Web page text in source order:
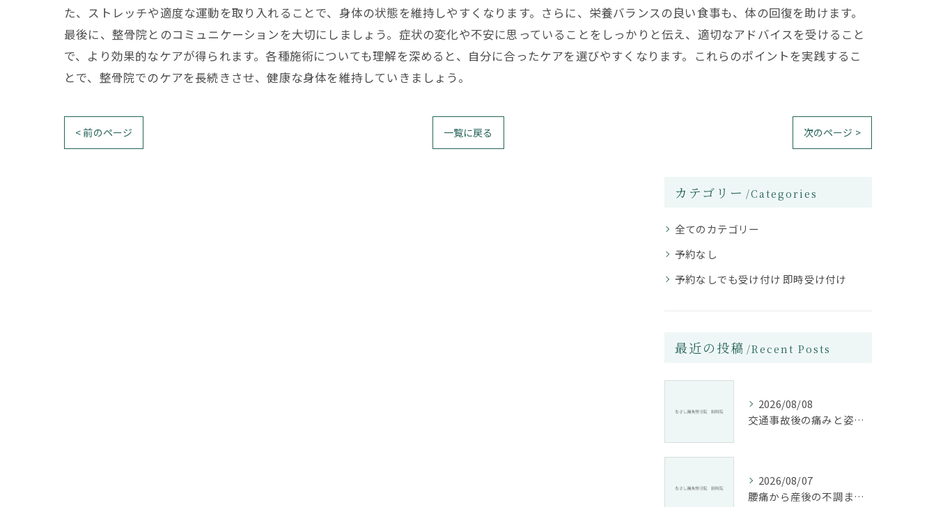
た、ストレッチや適度な運動を取り入れることで、身体の状態を維持しやすくなります。さらに、栄養バランスの良い食事も、体の回復を助けます。
最後に、整骨院とのコミュニケーションを大切にしましょう。症状の変化や不安に思っていることをしっかりと伝え、適切なアドバイスを受けること
で、より効果的なケアが得られます。各種施術についても理解を深めると、自分に合ったケアを選びやすくなります。これらのポイントを実践するこ
とで、整骨院でのケアを長続きさせ、健康な身体を維持していきましょう。
< 前のページ 一覧に戻る 次のページ >
カテゴリー Categories
全てのカテゴリー
予約なし
予約なしでも受け付け 即時受け付け
最近の投稿 Recent Posts
2026/08/08
交通事故後の痛みと姿勢改善に特化した整骨院の役割
2026/08/07
腰痛から産後の不調まで整骨院で根本改善する方法